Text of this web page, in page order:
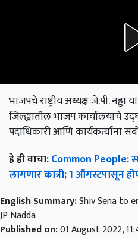
भाजपचे राष्ट्रीय अध्यक्ष जे.पी.
जिल्ह्यातील भाजप कार्यालयाचे
पदाधिकारी आणि कार्यकर्त्यांना
हे ही वाचा:Common People:
लागणार कात्री; 1 ऑगस्टपासून
English Summary:Shiv Sena to
JP Nadda
Published on:01 August 2022,